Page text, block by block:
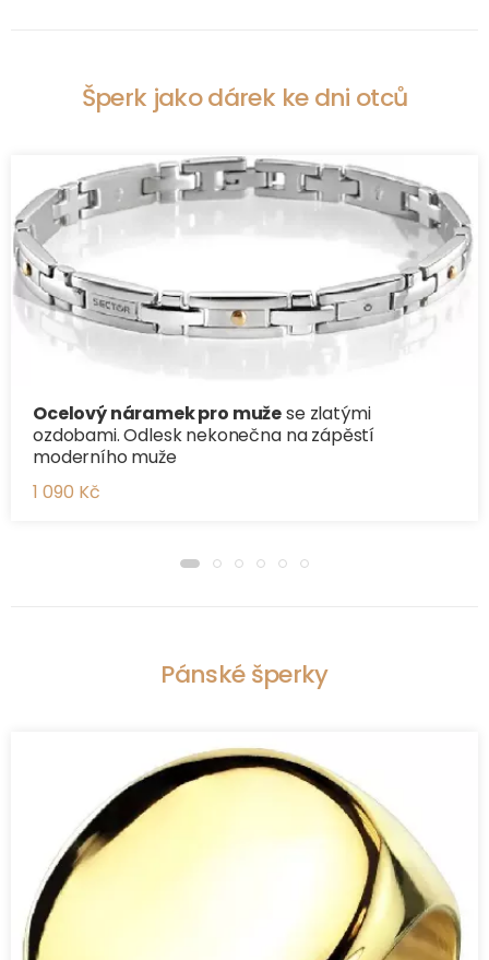
Šperk jako dárek ke dni otců
Ocelový náramek pro mužese zlatými
ozdobami. Odlesk nekonečna na zápěstí
moderního muže
1 090 Kč
Pánské šperky